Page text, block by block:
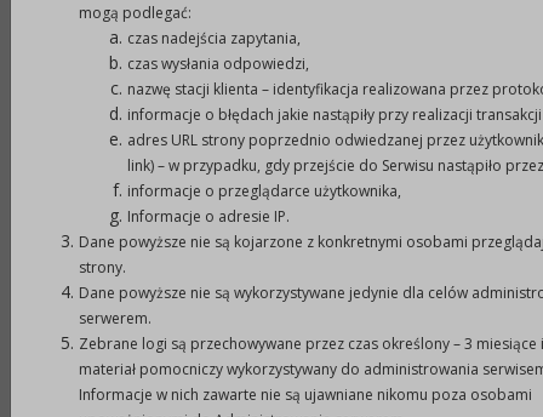
zadań, itp.
Z dotacji nie mogą być pokrywane wydatki na:
remonty budynków,
zakupy inwestycyjne, środki trwałe,
działalność gospodarczą.
Szczegółowe zasady realizacji i rozliczenia
zadania określi umowa zawarta pomiędzy
podmiotem a Burmistrzem Prudnika. Wzór umowy
dostępny wsiedzibie Urzędu Miejskiego w
Prudniku, ul. Kościuszki 3, pok. nr 226, tel./fax 077
40 66 234 (do pobrania również na stronie
internetowej:www.bip.prudnik.pl).
Sprawozdanie z realizacji zadań należy składać
mogą podlegać:
czas nadejścia zapytania,
czas wysłania odpowiedzi,
nazwę stacji klienta – identyfikacja realizowana przez
informacje o błędach jakie nastąpiły przy realizacji transakcji
adres URL strony poprzednio odwiedzanej przez
link) – w przypadku, gdy przejście do Serwisu nastąpiło
informacje o przeglądarce użytkownika,
Informacje o adresie IP.
Dane powyższe nie są kojarzone z konkretnymi osobami
strony.
Dane powyższe nie są wykorzystywane jedynie dla celów
serwerem.
Zebrane logi są przechowywane przez czas określony – 3 miesiące
materiał pomocniczy wykorzystywany do administrowania
Informacje w nich zawarte nie są ujawniane nikomu poza osobami